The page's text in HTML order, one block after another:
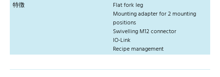
特徴
Flat fork leg
Mounting adapter for 2 mounting
positions
Swivelling M12 connector
IO-Link
Recipe management